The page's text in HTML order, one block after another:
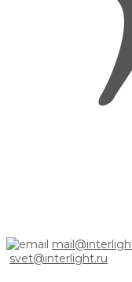
svet@interlight.ru